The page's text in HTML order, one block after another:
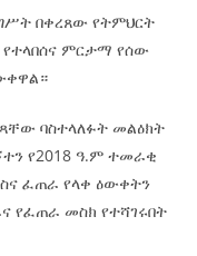
በቀረጸው የትምህርት
ምርታማ የሰው
ባስተላለፉት መልዕክት
የ2018 ዓ.ም ተመራቂ
ፈጠራ የላቀ ዕውቀትን
የፈጠራ መስክ የተሻገሩበት